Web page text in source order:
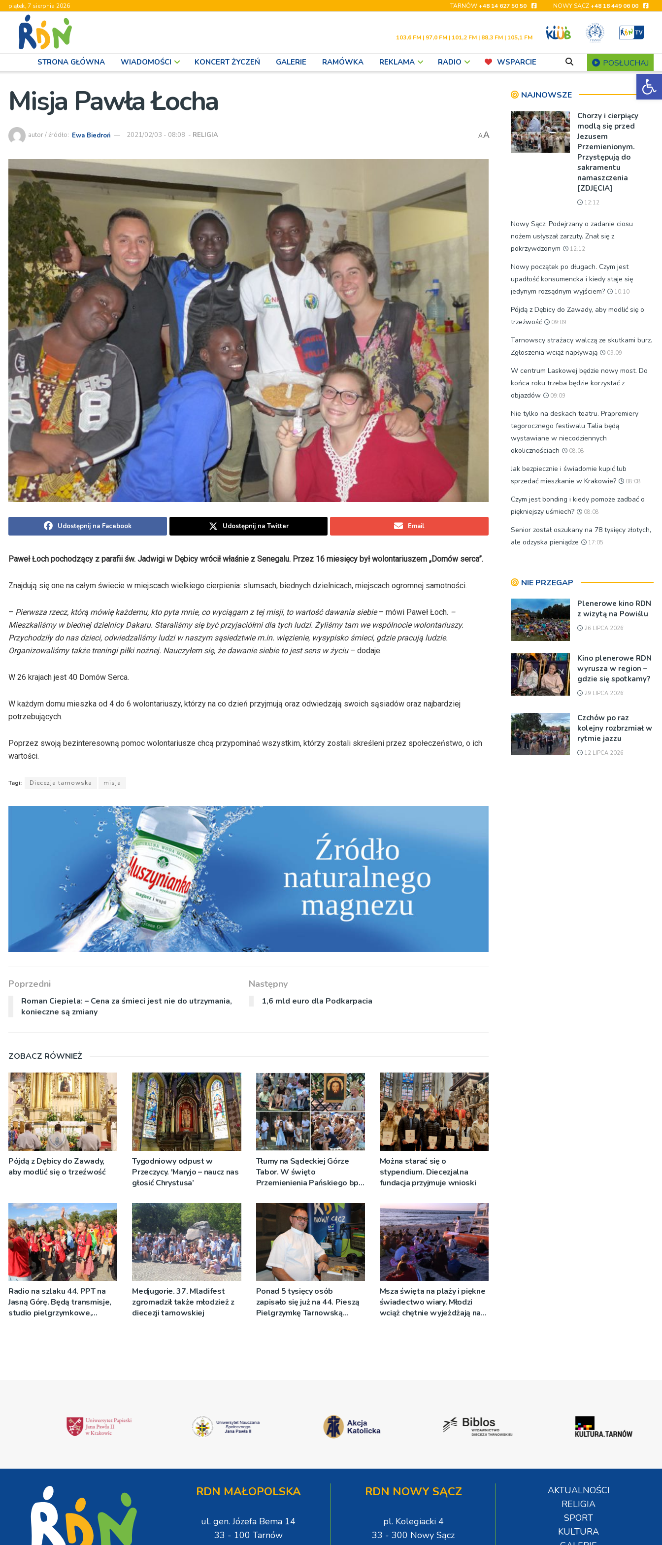
piątek, 7 sierpnia 2026 TARNÓW+48 14 627 50 50 NOWY SĄCZ+48 18 449 06 00
103,6 FM | 97,0 FM | 101,2 FM | 88,3 FM | 105,1 FM
STRONA GŁÓWNA WIADOMOŚCI KONCERT ŻYCZEŃ GALERIE RAMÓWKA REKLAMA RADIO WSPARCIE POSŁUCHAJ
Misja Pawła Łocha
autor / źródło: Ewa Biedroń 2021/02/03 - 08:08 - RELIGIA AA
Udostępnij na Facebook Udostępnij na Twitter Email
Paweł Łoch pochodzący z parafii św. Jadwigi w Dębicy wrócił właśnie z Senegalu. Przez 16 miesięcy był wolontariuszem „Domów serca”.
Znajdują się one na całym świecie w miejscach wielkiego cierpienia: slumsach, biednych dzielnicach, miejscach ogromnej samotności.
– Pierwsza rzecz, którą mówię każdemu, kto pyta mnie, co wyciągam z tej misji, to wartość dawania siebie– mówi Paweł Łoch. –
Mieszkaliśmy w biednej dzielnicy Dakaru. Staraliśmy się być przyjaciółmi dla tych ludzi. Żyliśmy tam we wspólnocie wolontariuszy.
Przychodziły do nas dzieci, odwiedzaliśmy ludzi w naszym sąsiedztwie m.in. więzienie, wysypisko śmieci, gdzie pracują ludzie.
Organizowaliśmy także treningi piłki nożnej. Nauczyłem się, że dawanie siebie to jest sens w życiu– dodaje.
W 26 krajach jest 40 Domów Serca.
W każdym domu mieszka od 4 do 6 wolontariuszy, którzy na co dzień przyjmują oraz odwiedzają swoich sąsiadów oraz najbardziej
potrzebujących.
Poprzez swoją bezinteresowną pomoc wolontariusze chcą przypominać wszystkim, którzy zostali skreśleni przez społeczeństwo, o ich
wartości.
Tagi: Diecezja tarnowska misja
Poprzedni
Roman Ciepiela: – Cena za śmieci jest nie do utrzymania,
konieczne są zmiany
Następny
1,6 mld euro dla Podkarpacia
ZOBACZ RÓWNIEŻ
Pójdą z Dębicy do Zawady,
aby modlić się o trzeźwość
Tygodniowy odpust w
Przeczycy. 'Maryjo – naucz nas
głosić Chrystusa’
Tłumy na Sądeckiej Górze
Tabor. W święto
Przemienienia Pańskiego bp
Sakramentów [ZDJĘCIA]
Można starać się o
stypendium. Diecezjalna
fundacja przyjmuje wnioski
Radio na szlaku 44. PPT na
Jasną Górę. Będą transmisje,
studio pielgrzymkowe,
Medjugorie. 37. Mladifest
zgromadził także młodzież z
diecezji tarnowskiej
Ponad 5 tysięcy osób
zapisało się już na 44. Pieszą
Pielgrzymkę Tarnowską
Msza święta na plaży i piękne
świadectwo wiary. Młodzi
wciąż chętnie wyjeżdżają na
NAJNOWSZE
Chorzy i cierpiący
modlą się przed
Jezusem
Przemienionym.
Przystępują do
sakramentu
namaszczenia
[ZDJĘCIA]
12:12
Nowy Sącz: Podejrzany o zadanie ciosu
nożem usłyszał zarzuty. Znał się z
pokrzywdzonym
12:12
Nowy początek po długach. Czym jest
upadłość konsumencka i kiedy staje się
jedynym rozsądnym wyjściem?
10:10
Pójdą z Dębicy do Zawady, aby modlić się o
trzeźwość
09:09
Tarnowscy strażacy walczą ze skutkami burz.
Zgłoszenia wciąż napływają
09:09
W centrum Laskowej będzie nowy most. Do
końca roku trzeba będzie korzystać z
objazdów
09:09
Nie tylko na deskach teatru. Prapremiery
tegorocznego festiwalu Talia będą
wystawiane w niecodziennych
okolicznościach
08:08
Jak bezpiecznie i świadomie kupić lub
sprzedać mieszkanie w Krakowie?
08:08
Czym jest bonding i kiedy pomoże zadbać o
piękniejszy uśmiech?
08:08
Senior został oszukany na 78 tysięcy złotych,
ale odzyska pieniądze
17:05
NIE PRZEGAP
Plenerowe kino RDN
z wizytą na Powiślu
26 LIPCA 2026
Kino plenerowe RDN
wyrusza w region –
gdzie się spotkamy?
29 LIPCA 2026
Czchów po raz
kolejny rozbrzmiał w
rytmie jazzu
12 LIPCA 2026
RDN MAŁOPOLSKA
ul. gen. Józefa Bema 14
33 - 100 Tarnów
RDN NOWY SĄCZ
pl. Kolegiacki 4
33 - 300 Nowy Sącz
AKTUALNOŚCI
RELIGIA
SPORT
KULTURA